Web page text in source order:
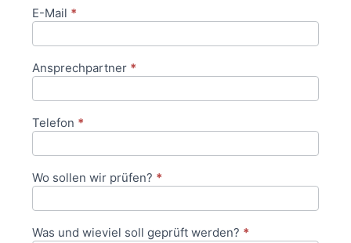
E-Mail *
Ansprechpartner *
Telefon *
Wo sollen wir prüfen? *
Was und wieviel soll geprüft werden? *